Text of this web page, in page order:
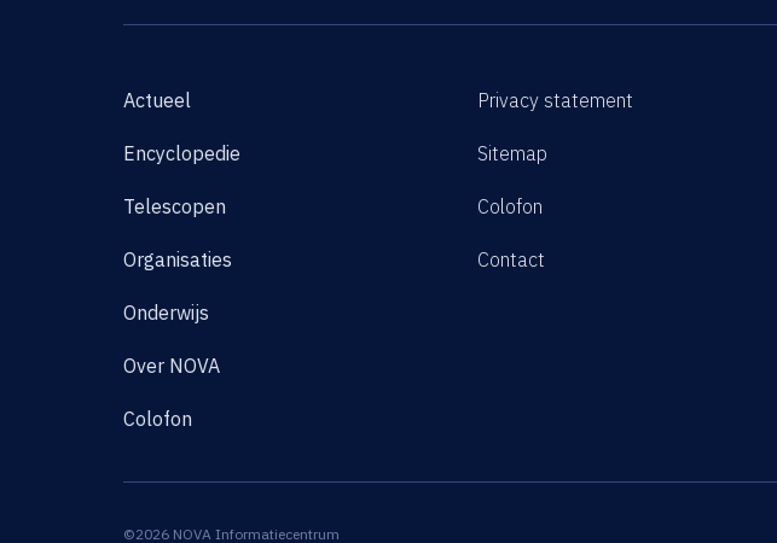
Actueel
Encyclopedie
Telescopen
Organisaties
Onderwijs
Over NOVA
Colofon
Privacy statement
Sitemap
Colofon
Contact
©2026 NOVA Informatiecentrum